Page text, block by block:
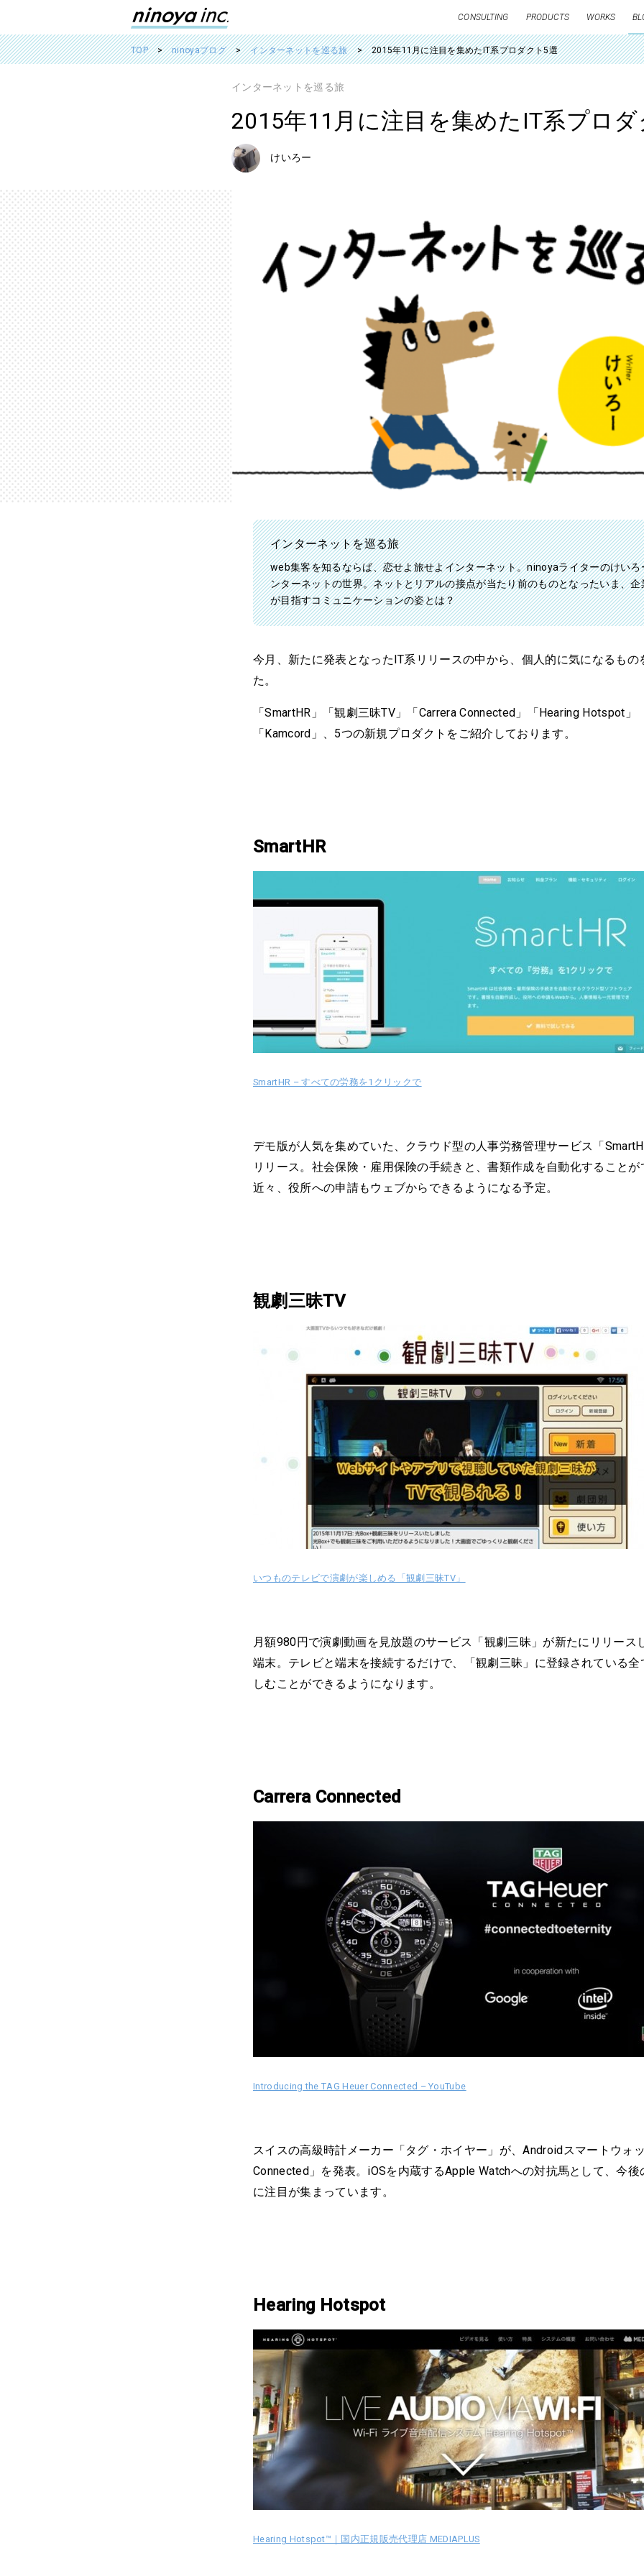
CONSULTING PRODUCTS WORKS
TOP ninoyaブログ インターネットを巡る旅 2015年11月に注目を集めたIT系プロダクト5選
インターネットを巡る旅
2015年11月に注目を集めたIT系プロダ
けいろー
インターネットを巡る旅
web集客を知るならば、恋せよ旅せよインターネット。ninoyaライターのけいろ
ンターネットの世界。ネットとリアルの接点が当たり前のものとなったいま、企
が目指すコミュニケーションの姿とは？
今月、新たに発表となったIT系リリースの中から、個人的に気になるもの
た。
「SmartHR」「観劇三昧TV」「Carrera Connected」「Hearing Hotspot」
「Kamcord」、5つの新規プロダクトをご紹介しております。
SmartHR
SmartHR – すべての労務を1クリックで
デモ版が人気を集めていた、クラウド型の人事労務管理サービス「
リリース。社会保険・雇用保険の手続きと、書類作成を自動化することが
近々、役所への申請もウェブからできるようになる予定。
観劇三昧TV
いつものテレビで演劇が楽しめる「観劇三昧TV」
月額980円で演劇動画を見放題のサービス「観劇三昧」が新たにリリース
端末。テレビと端末を接続するだけで、「観劇三昧」に登録されている全
しむことができるようになります。
Carrera Connected
Introducing the TAG Heuer Connected – YouTube
スイスの高級時計メーカー「タグ・ホイヤー」が、Androidスマートウォ
Connected」を発表。iOSを内蔵するApple Watchへの対抗馬として、今後
に注目が集まっています。
Hearing Hotspot
Hearing Hotspot™｜国内正規販売代理店 MEDIAPLUS